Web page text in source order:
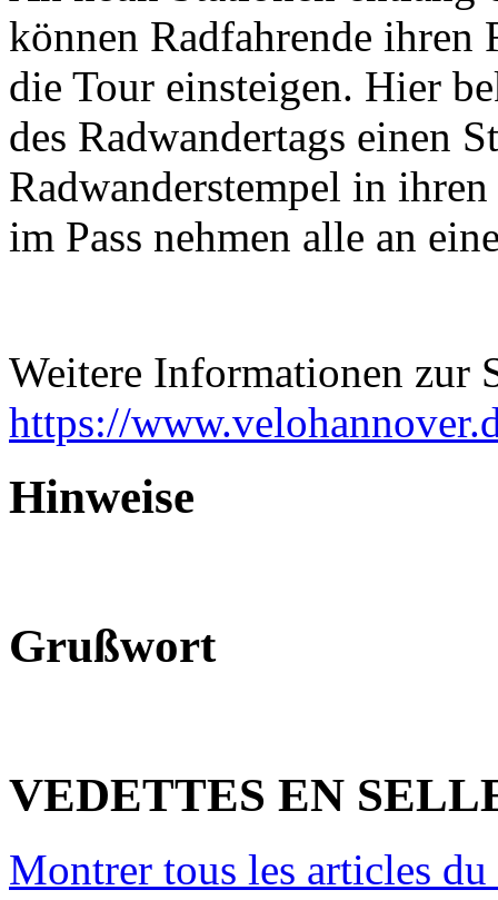
können Radfahrende ihren
die Tour einsteigen. Hier
des Radwandertags einen
Radwanderstempel in
im Pass nehmen alle an
Weitere Informationen zur
https://
Hinweise
Grußwort
VEDETTES EN
Montrer tous les articles